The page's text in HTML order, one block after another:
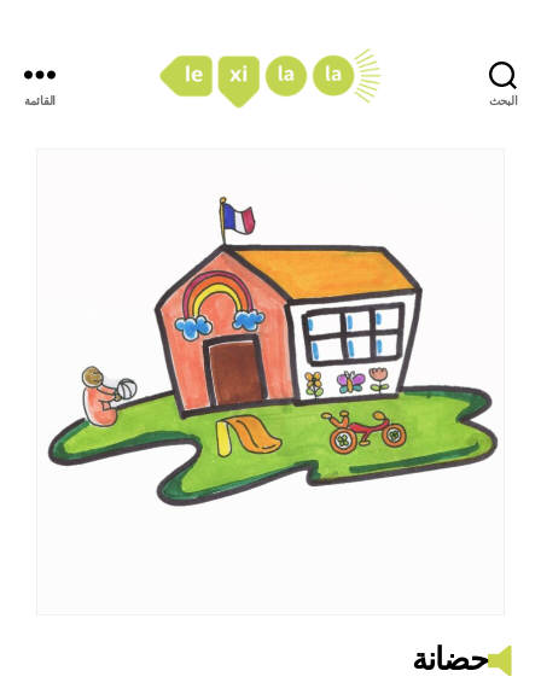
البحث القائمة
حضانة